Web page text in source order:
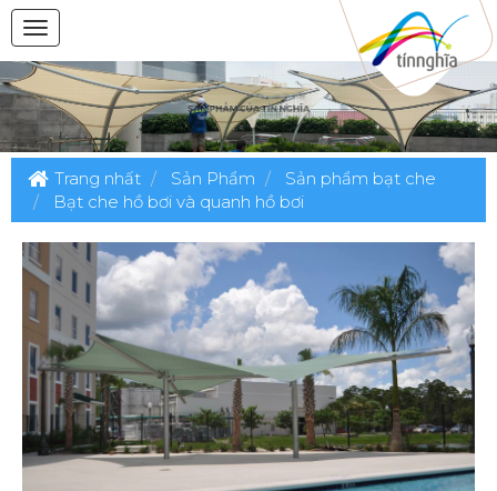
Trang nhất Sản Phẩm
Sản phẩm bạt che
Bạt che hồ bơi và quanh hồ bơi